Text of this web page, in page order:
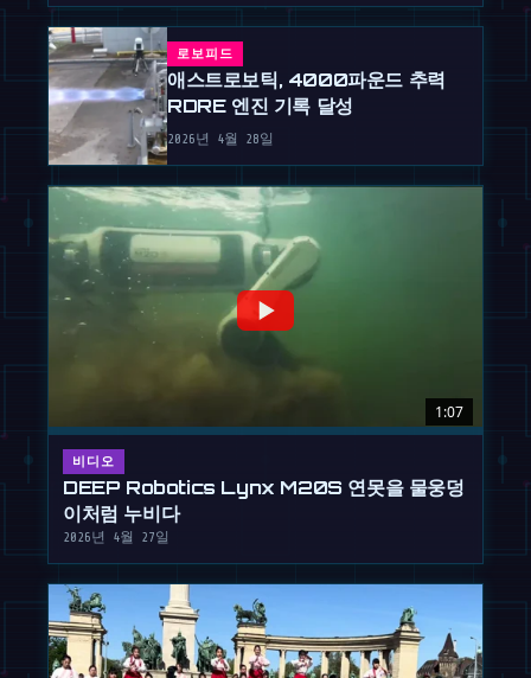
로보피드
애스트로보틱, 4000파운드 추력
RDRE 엔진 기록 달성
2026년 4월 28일
1:07
비디오
DEEP Robotics Lynx M20S 연못을 물웅덩
이처럼 누비다
2026년 4월 27일